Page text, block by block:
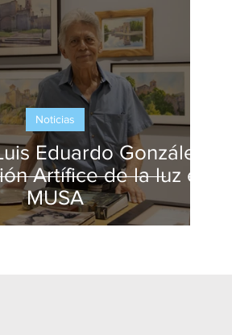
Eduardo González
Artífice de la luz en
MUSA
Noticias